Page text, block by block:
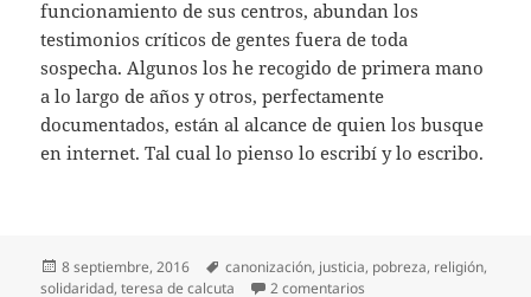
funcionamiento de sus centros, abundan los
testimonios críticos de gentes fuera de toda
sospecha. Algunos los he recogido de primera mano
a lo largo de años y otros, perfectamente
documentados, están al alcance de quien los busque
en internet. Tal cual lo pienso lo escribí y lo escribo.
Publicado
el
8 septiembre, 2016 Etiquetas
canonización, justicia, pobreza, religión,
solidaridad,teresa de calcuta 2 comentarios